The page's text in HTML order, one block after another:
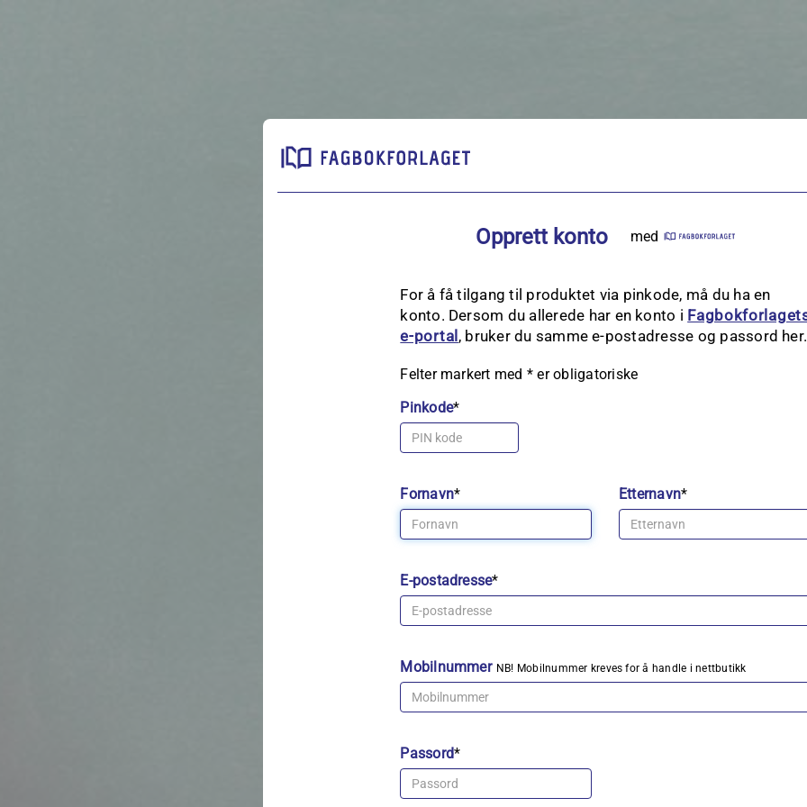
Opprett konto med
For å få tilgang til produktet via pinkode, må du ha en
konto. Dersom du allerede har en konto i
e‑portal, bruker du samme e-postadresse og passord her.
Felter markert med * er obligatoriske
Pinkode*
Fornavn* Etternavn*
E-postadresse*
Mobilnummer NB! Mobilnummer kreves for å handle i nettbutikk
Passord*